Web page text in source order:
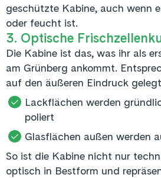
geschützte Kabine, auch wenn
oder feucht ist.
3. Optische
Die Kabine ist das, was ihr als
am Grünberg ankommt.
auf den äußeren Eindruck
Lackflächen werden
poliert
Glasflächen außen werden
So ist die Kabine nicht nur
optisch in Bestform und